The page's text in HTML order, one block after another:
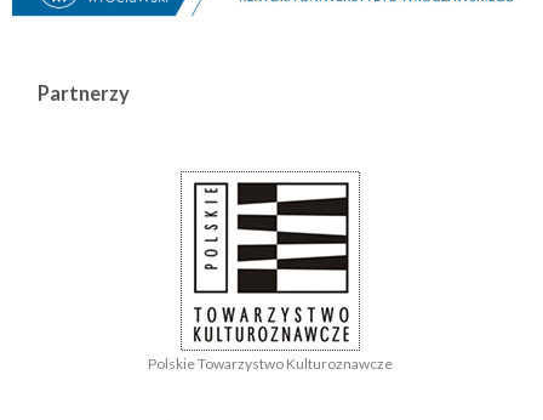
Partnerzy
Polskie Towarzystwo Kulturoznawcze